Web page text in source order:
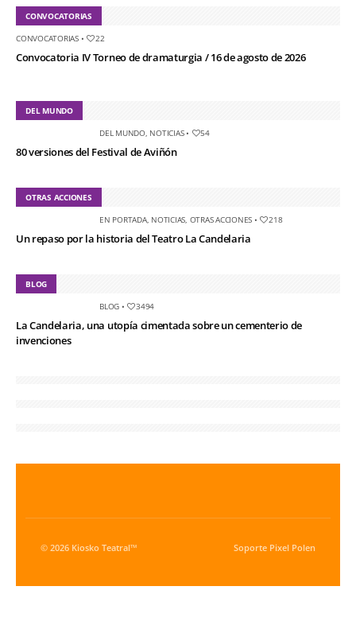
CONVOCATORIAS
CONVOCATORIAS• 22
Convocatoria IV Torneo de dramaturgia / 16 de agosto de 2026
DEL MUNDO
DEL MUNDO, NOTICIAS• 54
80 versiones del Festival de Aviñón
OTRAS ACCIONES
EN PORTADA, NOTICIAS OTRAS ACCIONES • 218
Un repaso por la historia del Teatro La Candelaria
BLOG
BLOG • 3494
La Candelaria, una utopía cimentada sobre un cementerio de
invenciones
© 2026 Kiosko Teatral™ Soporte Pixel Polen